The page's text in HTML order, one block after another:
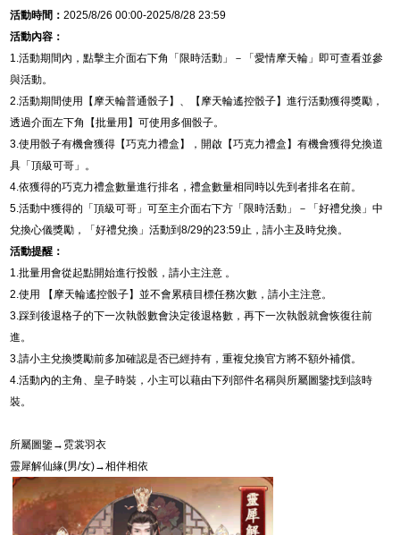
活動時間：2025/8/26 00:00-2025/8/28 23:59
活動內容：
1.活動期間內，點擊主介面右下角「限時活動」－「愛情摩天輪」即可查看並參
與活動。
2.活動期間使用【摩天輪普通骰子】、【摩天輪遙控骰子】進行活動獲得獎勵，
透過介面左下角【批量用】可使用多個骰子。
3.使用骰子有機會獲得【巧克力禮盒】，開啟【巧克力禮盒】有機會獲得兌換道
具「頂級可哥」。
4.依獲得的巧克力禮盒數量進行排名，禮盒數量相同時以先到者排名在前。
5.活動中獲得的「頂級可哥」可至主介面右下方「限時活動」－「好禮兌換 」中
兌換心儀獎勵，「好禮兌換 」活動到8/29的23:59止，請小主及時兌換。
活動提醒：
1.批量用會從起點開始進行投骰，請小主注意 。
2.使用 【摩天輪遙控骰子】並不會累積目標任務次數，請小主注意。
3.踩到後退格子的下一次執骰數會決定後退格數，再下一次執骰就會恢復往前
進。
3.請小主兌換獎勵前多加確認是否已經持有，重複兌換官方將不額外補償。
4.活動內的主角、皇子時裝，小主可以藉由下列部件名稱與所屬圖鑒找到該時
裝。
所屬圖鑒→霓裳羽衣
靈犀解仙緣(男/女)→相伴相依